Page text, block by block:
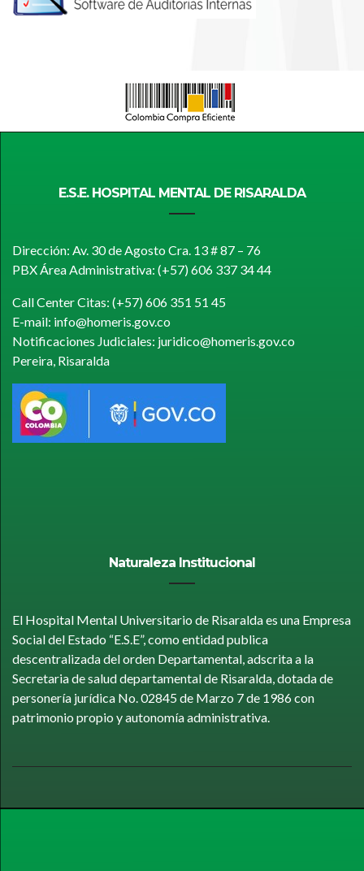
E.S.E. HOSPITAL MENTAL DE RISARALDA
Dirección: Av. 30 de Agosto Cra. 13 # 87 – 76
PBX Área Administrativa: (+57) 606 337 34 44
Call Center Citas: (+57) 606 351 51 45
E-mail: info@homeris.gov.co
Notificaciones Judiciales: juridico@homeris.gov.co
Pereira, Risaralda
Naturaleza Institucional
El Hospital Mental Universitario de Risaralda es una Empresa
Social del Estado “E.S.E”, como entidad publica
descentralizada del orden Departamental, adscrita a la
Secretaria de salud departamental de Risaralda, dotada de
personería jurídica No. 02845 de Marzo 7 de 1986 con
patrimonio propio y autonomía administrativa.